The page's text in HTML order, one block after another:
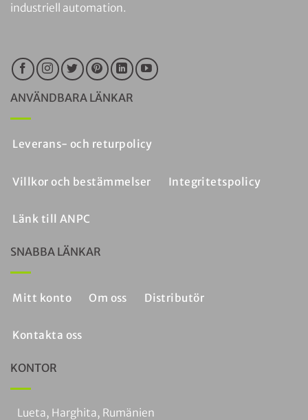
industriell automation.
ANVÄNDBARA LÄNKAR
Leverans- och returpolicy
Villkor och bestämmelser Integritetspolicy
Länk till ANPC
SNABBA LÄNKAR
Mitt konto Om oss Distributör
Kontakta oss
KONTOR
Lueta, Harghita, Rumänien